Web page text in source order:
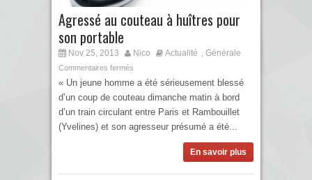
Agressé au couteau à huîtres pour
son portable
Nov 25, 2013 Nico Actualité Générale
Commentaires fermés
« Un jeune homme a été sérieusement blessé
d’un coup de couteau dimanche matin à bord
d’un train circulant entre Paris et Rambouillet
(Yvelines) et son agresseur présumé a été...
En savoir plus